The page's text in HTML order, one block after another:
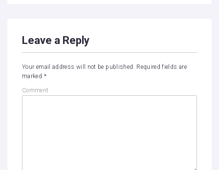
Leave a Reply
Your email address will not be published. Required fields are
marked *
Comment